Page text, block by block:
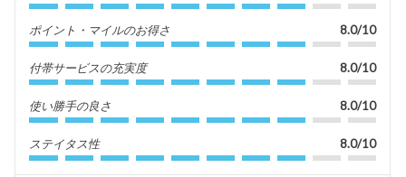
ポイント・マイルのお得さ 8.0/10
付帯サービスの充実度 8.0/10
使い勝手の良さ 8.0/10
ステイタス性 8.0/10